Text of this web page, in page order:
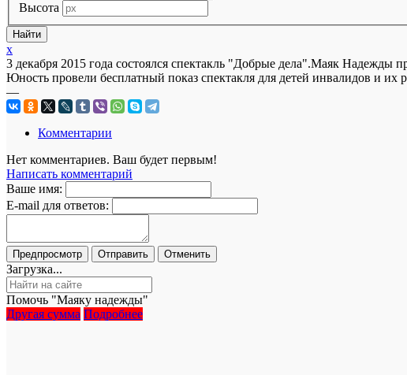
Высота
x
3 декабря 2015 года состоялся спектакль "Добрые дела".Маяк Надежды
Юность провели бесплатный показ спектакля для детей инвалидов и их
—
Комментарии
Нет комментариев. Ваш будет первым!
Написать комментарий
Ваше имя:
E-mail для ответов:
Загрузка...
Помочь "Маяку надежды"
Другая сумма Подробнее